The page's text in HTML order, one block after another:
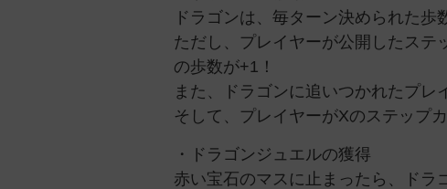
ドラゴンは、毎ターン決められた歩
ただし、プレイヤーが公開したステ
の歩数が+1！
また、ドラゴンに追いつかれたプレ
そして、プレイヤーがXのステップ
・ドラゴンジュエルの獲得
赤い宝石のマスに止まったら、ドラ